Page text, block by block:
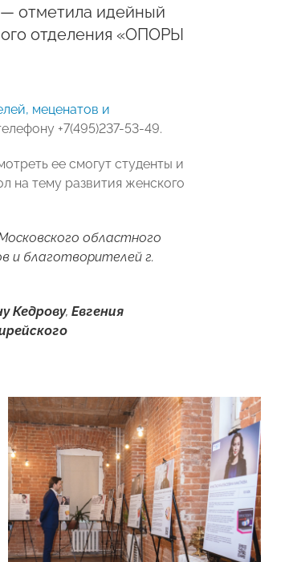
— отметила идейный
отделения «ОПОРЫ
меценатов и
+7(495)237-53-49.
ее смогут студенты и
на тему развития женского
областного
и благотворителей г.
Кедрову, Евгения